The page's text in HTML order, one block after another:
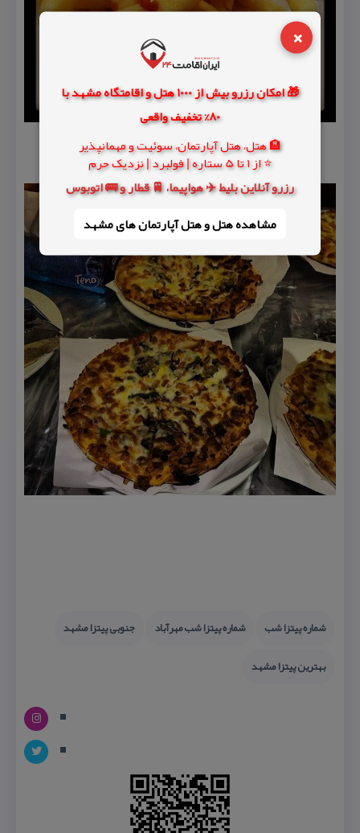
×
🎁 امکان رزرو بیش از 1000 هتل و اقامتگاه مشهد با
80% تخفیف واقعی
🏨 هتل، هتل آپارتمان، سوئیت و مهمانپذیر
⭐ از 1 تا 5 ستاره | فولبرد | نزدیک حرم
رزرو آنلاین بلیط ✈️ هواپیما، 🚆 قطار و 🚌 اتوبوس
مشاهده هتل و هتل‌ آپارتمان های مشهد
شماره پیتزا شب شماره پیتزا شب مهرآباد
جنوبی پیتزا مشهد
بهترین پیتزا مشهد